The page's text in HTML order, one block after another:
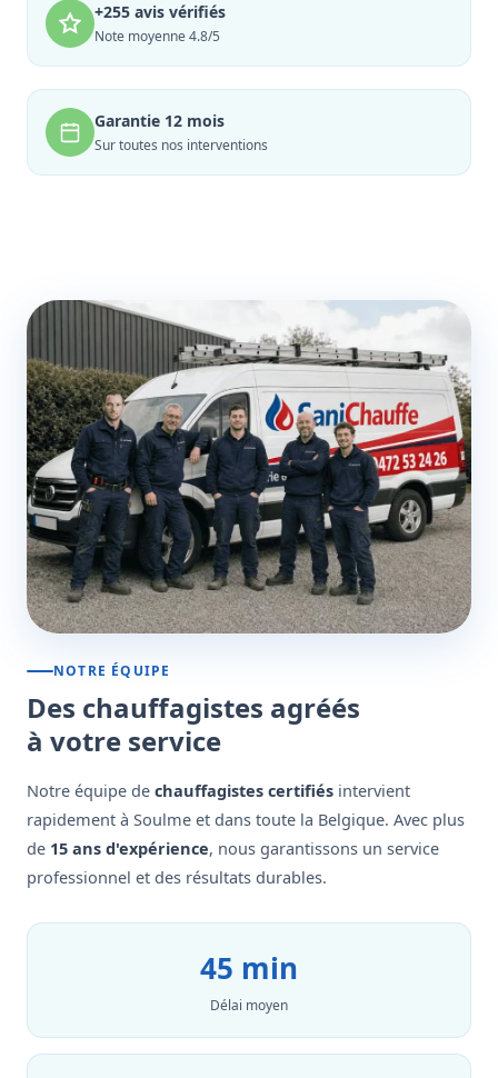
+255 avis vérifiés
Note moyenne 4.8/5
Garantie 12 mois
Sur toutes nos interventions
NOTRE ÉQUIPE
Des chauffagistes agréés
à votre service
Notre équipe de chauffagistes certifiés intervient
rapidement à Soulme et dans toute la Belgique. Avec plus
de 15 ans d'expérience, nous garantissons un service
professionnel et des résultats durables.
45 min
Délai moyen